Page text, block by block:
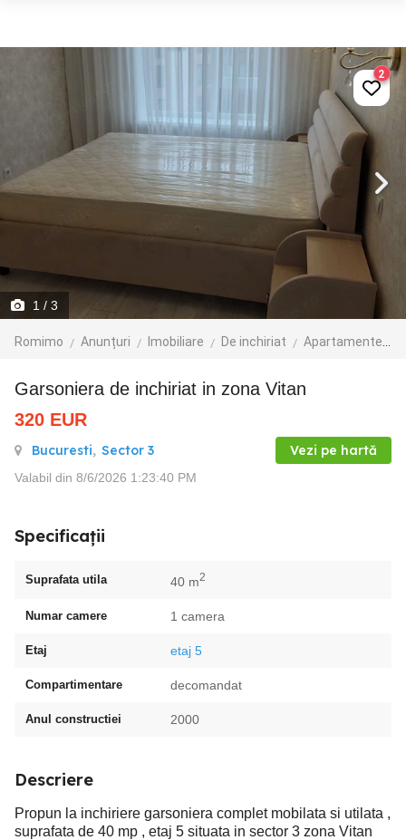
1 / 3
Romimo Anunțuri Imobiliare De inchiriat Apartamente de inchiriat
2
Garsoniera de inchiriat in zona Vitan
320 EUR
Bucuresti, Sector 3 Vezi pe hartă
Valabil din 8/6/2026 1:23:40 PM
Specificații
Suprafata utila 40 m2
Numar camere 1 camera
Etaj etaj 5
Compartimentare decomandat
Anul constructiei 2000
Descriere
Propun la inchiriere garsoniera complet mobilata si utilata ,
suprafata de 40 mp , etaj 5 situata in sector 3 zona Vitan